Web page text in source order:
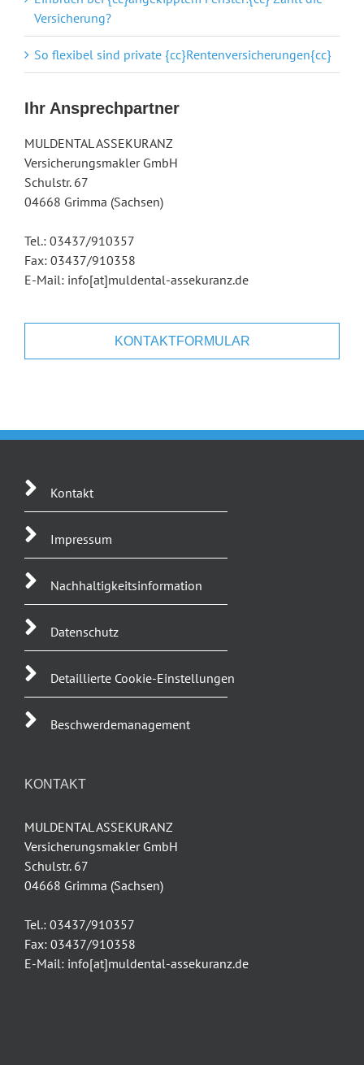
Versicherung?
So flexibel sind private {cc}Rentenversicherungen{cc}
Ihr Ansprechpartner
MULDENTAL ASSEKURANZ
Versicherungsmakler GmbH
Schulstr. 67
04668 Grimma (Sachsen)
Tel.: 03437/910357
Fax: 03437/910358
E-Mail: info[at]muldental-assekuranz.de
KONTAKTFORMULAR
Kontakt
Impressum
Nachhaltigkeitsinformation
Datenschutz
Detaillierte Cookie-Einstellungen
Beschwerdemanagement
KONTAKT
MULDENTAL ASSEKURANZ
Versicherungsmakler GmbH
Schulstr. 67
04668 Grimma (Sachsen)
Tel.: 03437/910357
Fax: 03437/910358
E-Mail: info[at]muldental-assekuranz.de